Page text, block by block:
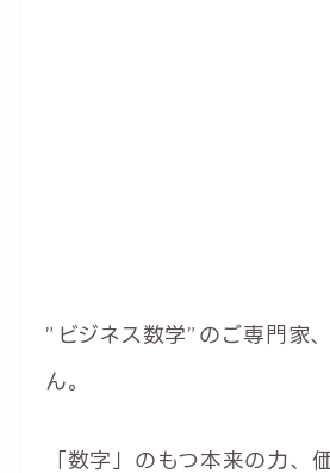
”ビジネス数学”のご専門家、
ん。
「数字」のもつ本来の力、